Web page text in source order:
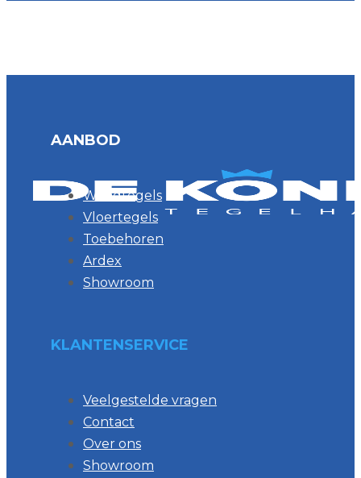
AANBOD
Wandtegels
Vloertegels
Toebehoren
Ardex
Showroom
KLANTENSERVICE
Veelgestelde vragen
Contact
Over ons
Showroom